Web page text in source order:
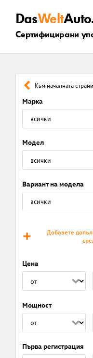
DasWelt
Сертифицирани
Към началната
Марка
Модел
Вариант на модела
Добавете
Цена
Мощност
Първа регистрация